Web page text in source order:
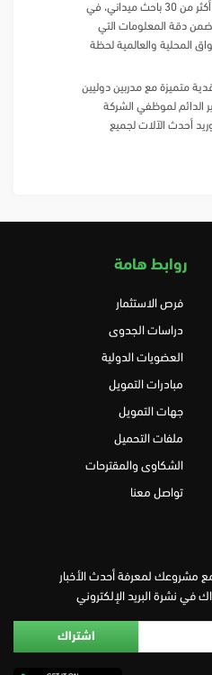
أكثر من 30 باحث ميداني، في
دقة المعلومات التي
المحلية والعالمية لحظة
متميزة مع مدربين دوليين
الدائم لموظفي الشركة
أحدث الآلات لجميع
روابط هامة
فرص الاستثمار
دراسات الجدوى
العضويات الدولية
مبادرات التمويل
جهات التمويل
ملفات التحميل
الشكاوى والمقترحات
تواصل معنا
مشروعك لمعرفة أحدث الأخبار
في نشرة البريد الإلكتروني